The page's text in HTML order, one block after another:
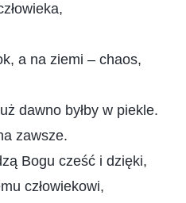
a na ziemi – chaos,
dawno byłby w piekle.
zawsze.
Bogu cześć i dzięki,
człowiekowi,